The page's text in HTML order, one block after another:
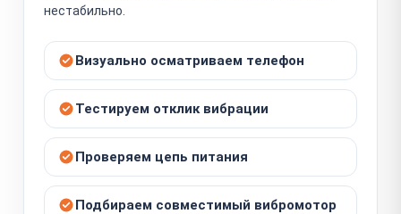
нестабильно.
Визуально осматриваем телефон
Тестируем отклик вибрации
Проверяем цепь питания
Подбираем совместимый вибромотор